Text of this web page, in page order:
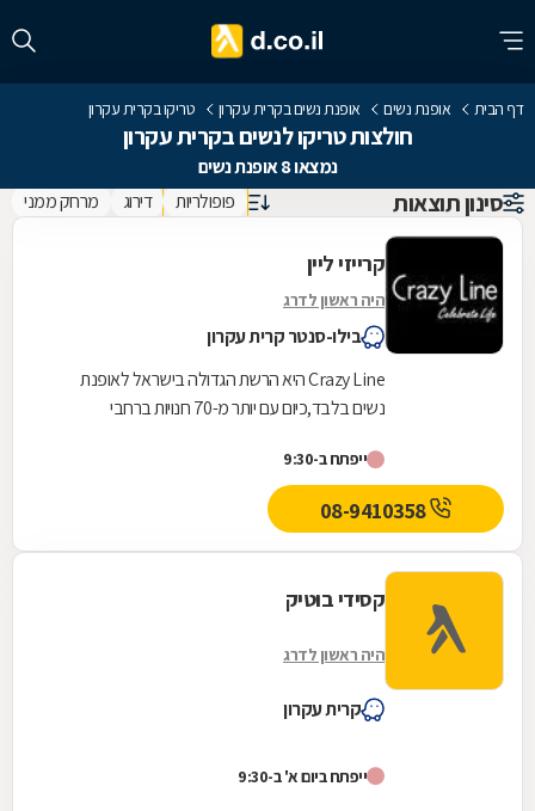
דף הבית אופנת נשים אופנת נשים בקרית עקרון טריקו בקרית עקרון
חולצות טריקו לנשים בקרית עקרון
נמצאו 8 אופנת נשים
סינון תוצאות פופולריות דירוג מרחק ממני
קרייזי ליין
היה ראשון לדרג
בילו-סנטר קרית עקרון
Crazy Line היא הרשת הגדולה בישראל לאופנת
נשים בלבד,כיום עם יותר מ-70 חנויות ברחבי
הנאמן שלה בגדים...
ייפתח ב-9:30
08-9410358
קסידי בוטיק
היה ראשון לדרג
קרית עקרון
ייפתח ביום א' ב-9:30